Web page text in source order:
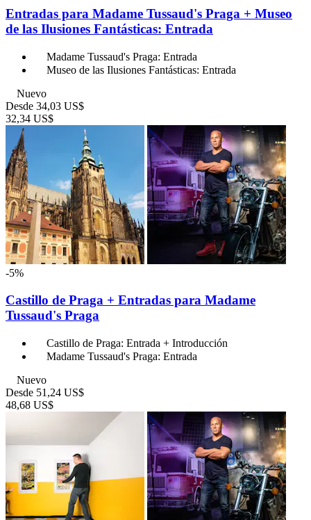
Entradas para Madame Tussaud's Praga + Museo
de las Ilusiones Fantásticas: Entrada
Madame Tussaud's Praga: Entrada
Museo de las Ilusiones Fantásticas: Entrada
Nuevo
Desde 34,03 US$
32,34 US$
-5%
Castillo de Praga + Entradas para Madame
Tussaud's Praga
Castillo de Praga: Entrada + Introducción
Madame Tussaud's Praga: Entrada
Nuevo
Desde 51,24 US$
48,68 US$